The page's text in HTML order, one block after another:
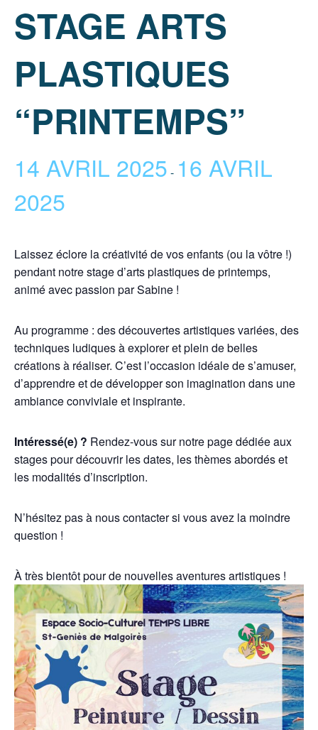
STAGE ARTS
PLASTIQUES
“PRINTEMPS”
14 AVRIL 2025 - 16 AVRIL
2025
Laissez éclore la créativité de vos enfants (ou la vôtre !)
pendant notre stage d’arts plastiques de printemps,
animé avec passion par Sabine !
Au programme : des découvertes artistiques variées, des
techniques ludiques à explorer et plein de belles
créations à réaliser. C’est l’occasion idéale de s’amuser,
d’apprendre et de développer son imagination dans une
ambiance conviviale et inspirante.
Intéressé(e) ? Rendez-vous sur notre page dédiée aux
stages pour découvrir les dates, les thèmes abordés et
les modalités d’inscription.
N’hésitez pas à nous contacter si vous avez la moindre
question !
À très bientôt pour de nouvelles aventures artistiques !